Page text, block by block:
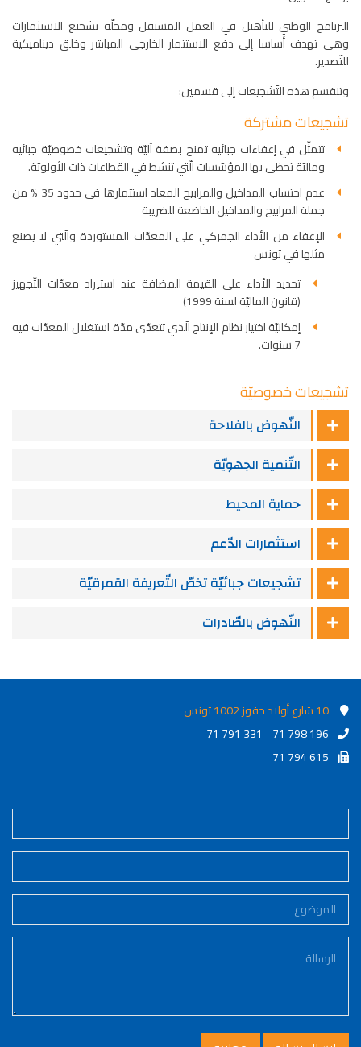
البرنامج الوطني للتأهيل في العمل المستقل ومجلّة تشجيع الاستثمارات
وهي تهدف أساسا إلى دفع الاستثمار الخارجي المباشر وخلق ديناميكية
للتّصدير.
وتنقسم هذه التّشجيعات إلى قسمين:
تشجيعات مشتركة
تتمثّل في إعفاءات جبائيه تمنح بصفة آليّة وتشجيعات خصوصيّة جبائيه
وماليّة تحظى بها المؤسّسات الّتي تنشط في القطاعات ذات الأولويّة.
عدم احتساب المداخيل والمرابيح المعاد استثمارها في حدود 35 % من
جملة المرابيح والمداخيل الخاضعة للضريبة
الإعفاء من الأداء الجمركي على المعدّات المستوردة والّتي لا يصنع
مثلها في تونس
تحديد الأداء على القيمة المضافة عند استيراد معدّات التّجهيز
(قانون الماليّة لسنة 1999)
إمكانيّة اختيار نظام الإنتاج الّذي تتعدّى مدّة استغلال المعدّات فيه
7 سنوات.
تشجيعات خصوصيّة
النّهوض بالفلاحة
التّنمية الجهويّة
حماية المحيط
استثمارات الدّعم
تشجيعات جبائيّة تخصّ التّعريفة القمرقيّة
النّهوض بالصّادرات
10 شارع أولاد حفوز 1002 تونس
71 791 331 - 71 798 196
71 794 615